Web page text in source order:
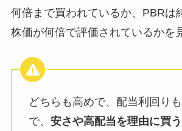
何倍まで買われているか、PBRは
株価が何倍で評価されているかを
どちらも高めで、配当利回り
で、 安さや高配当を理由に買